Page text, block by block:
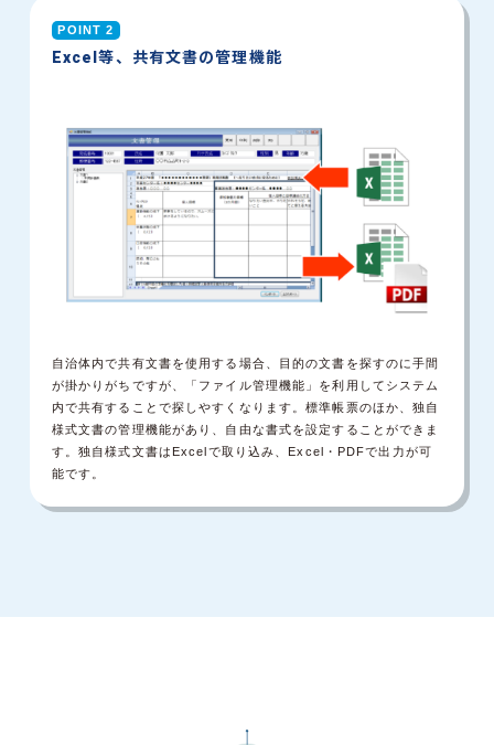
POINT 2
Excel等、共有文書の管理機能
自治体内で共有文書を使用する場合、目的の文書を探すのに手間
が掛かりがちですが、「ファイル管理機能」を利用してシステム
内で共有することで探しやすくなります。標準帳票のほか、独自
様式文書の管理機能があり、自由な書式を設定することができま
す。独自様式文書はExcelで取り込み、Excel・PDFで出力が可
能です。